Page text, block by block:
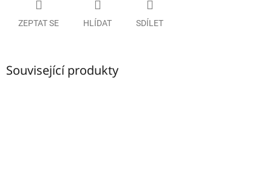
ZEPTAT SE HLÍDAT SDÍLET
Související produkty